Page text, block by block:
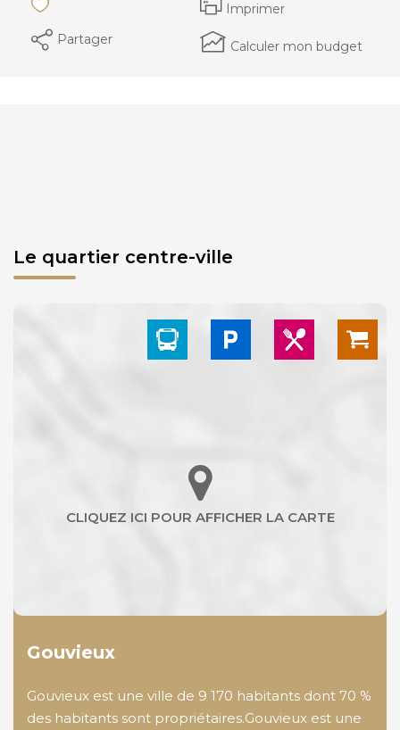
Imprimer
Partager
Calculer mon budget
Le quartier centre-ville
Gouvieux
Gouvieux est une ville de 9 170 habitants dont 70 %
des habitants sont propriétaires.Gouvieux est une